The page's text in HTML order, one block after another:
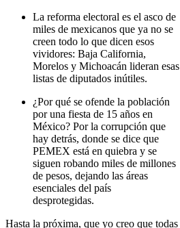
La reforma electoral es el asco de
miles de mexicanos que ya no se
creen todo lo que dicen esos
vividores: Baja California,
Morelos y Michoacán lideran esas
listas de diputados inútiles.
¿Por qué se ofende la población
por una fiesta de 15 años en
México? Por la corrupción que
hay detrás, donde se dice que
PEMEX está en quiebra y se
siguen robando miles de millones
de pesos, dejando las áreas
esenciales del país
desprotegidas.
Hasta la próxima, que yo creo que todas